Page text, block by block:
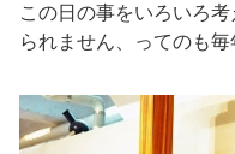
この日の事をいろいろ
られません、ってのも毎